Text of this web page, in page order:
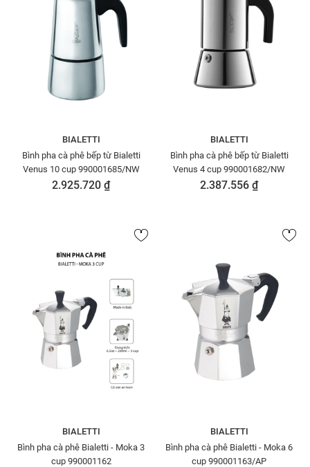
BIALETTI
Bình pha cà phê bếp từ Bialetti
Venus 10 cup 990001685/NW
2.925.720 ₫
BIALETTI
Bình pha cà phê bếp từ Bialetti
Venus 4 cup 990001682/NW
2.387.556 ₫
BIALETTI
Bình pha cà phê Bialetti - Moka 3
cup 990001162
BIALETTI
Bình pha cà phê Bialetti - Moka 6
cup 990001163/AP